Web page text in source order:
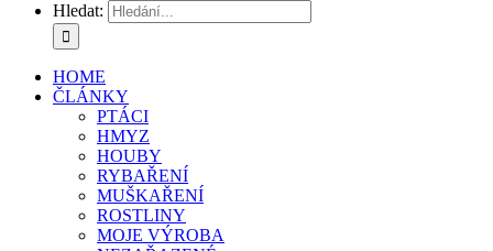
Hledat:
HOME
ČLÁNKY
PTÁCI
HMYZ
HOUBY
RYBAŘENÍ
MUŠKAŘENÍ
ROSTLINY
MOJE VÝROBA